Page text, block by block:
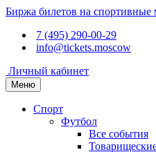
Биржа билетов на спортивные
7 (495) 290-00-29
info@tickets.moscow
Личный кабинет
Меню
Спорт
Футбол
Все события